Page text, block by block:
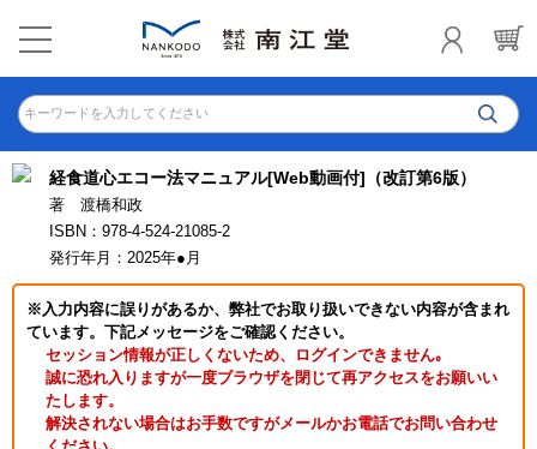
キーワードを入力してください
経食道心エコー法マニュアル[Web動画付]（改訂第6版）
著 渡橋和政
ISBN：978-4-524-21085-2
発行年月：2025年●月
※入力内容に誤りがあるか、弊社でお取り扱いできない内容が含まれ
ています。下記メッセージをご確認ください。
セッション情報が正しくないため、ログインできません｡
誠に恐れ入りますが一度ブラウザを閉じて再アクセスをお願いい
たします。
解決されない場合はお手数ですがメールかお電話でお問い合わせ